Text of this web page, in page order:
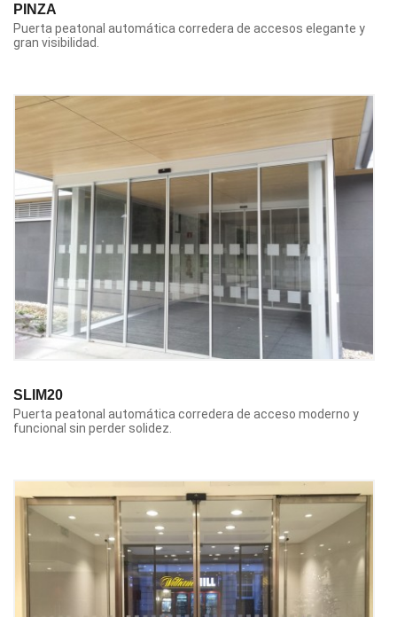
PINZA
Puerta peatonal automática corredera de accesos elegante y
gran visibilidad.
SLIM20
Puerta peatonal automática corredera de acceso moderno y
funcional sin perder solidez.